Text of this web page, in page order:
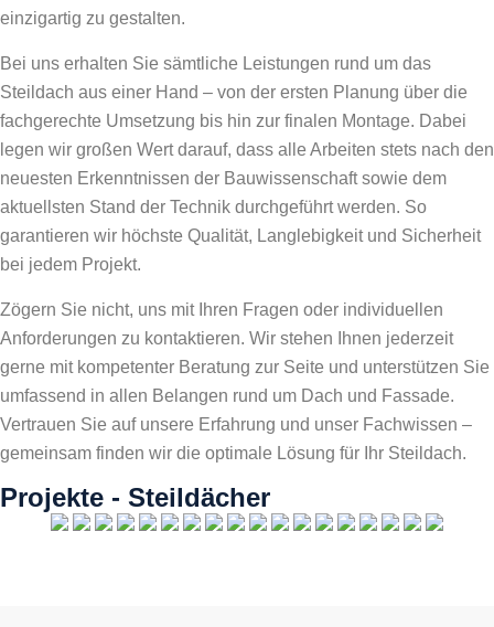
einzigartig zu gestalten.
Bei uns erhalten Sie sämtliche Leistungen rund um das
Steildach aus einer Hand – von der ersten Planung über die
fachgerechte Umsetzung bis hin zur finalen Montage. Dabei
legen wir großen Wert darauf, dass alle Arbeiten stets nach den
neuesten Erkenntnissen der Bauwissenschaft sowie dem
aktuellsten Stand der Technik durchgeführt werden. So
garantieren wir höchste Qualität, Langlebigkeit und Sicherheit
bei jedem Projekt.
Zögern Sie nicht, uns mit Ihren Fragen oder individuellen
Anforderungen zu kontaktieren. Wir stehen Ihnen jederzeit
gerne mit kompetenter Beratung zur Seite und unterstützen Sie
umfassend in allen Belangen rund um Dach und Fassade.
Vertrauen Sie auf unsere Erfahrung und unser Fachwissen –
gemeinsam finden wir die optimale Lösung für Ihr Steildach.
Projekte - Steildächer